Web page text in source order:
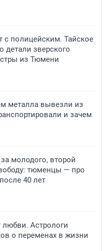
с полицейским. Тайское
детали зверского
из Тюмени
металла вывезли из
и зачем
молодого, второй
тюменцы — про
40 лет
любви. Астрологи
о переменах в жизни